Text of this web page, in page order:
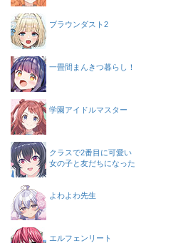
ブラウンダスト2
一畳間まんきつ暮らし！
学園アイドルマスター
クラスで2番目に可愛い
女の子と友だちになった
よわよわ先生
エルフェンリート